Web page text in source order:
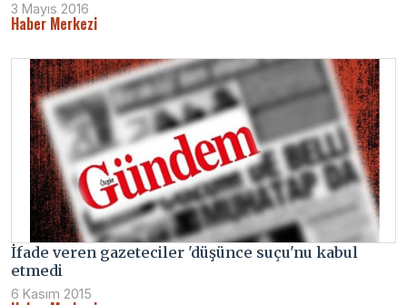
3 Mayıs 2016
Haber Merkezi
İfade veren gazeteciler 'düşünce suçu'nu kabul
etmedi
6 Kasım 2015